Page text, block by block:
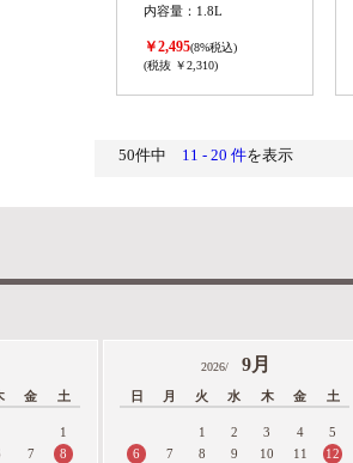
内容量：1.8L
￥2,495(8%税込)
(税抜 ￥2,310)
50件中 11 - 20 件を表示
金 土
1
7
8
2026/ 9月
日 月 火 水 木 金 土
1 2 3 4
5
6
7 8 9 10 11
12